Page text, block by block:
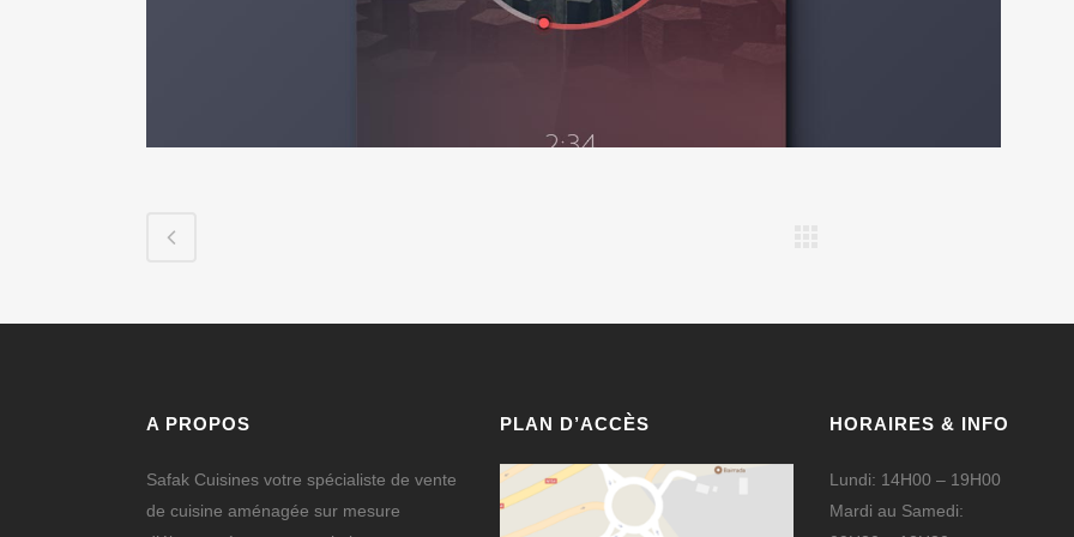
A PROPOS
Safak Cuisines votre spécialiste de vente
de cuisine aménagée sur mesure
PLAN D’ACCÈS HORAIRES & INFO
Lundi: 14H00 – 19H00
Mardi au Samedi: